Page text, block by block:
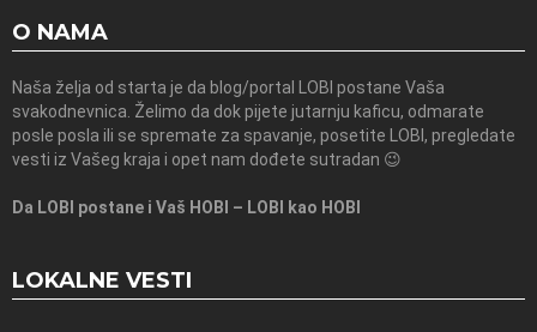
O NAMA
Naša želja od starta je da blog/portal LOBI postane Vaša
svakodnevnica. Želimo da dok pijete jutarnju kaficu, odmarate
posle posla ili se spremate za spavanje, posetite LOBI, pregledate
vesti iz Vašeg kraja i opet nam dođete sutradan 😉
Da LOBI postane i Vaš HOBI – LOBI kao HOBI
LOKALNE VESTI